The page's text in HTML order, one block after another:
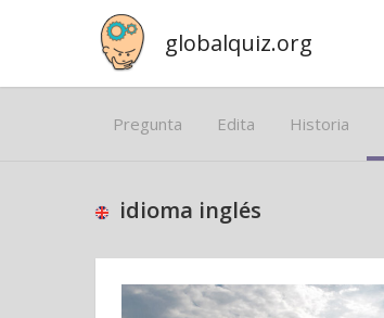
globalquiz.org
Pregunta Edita Historia
idioma inglés